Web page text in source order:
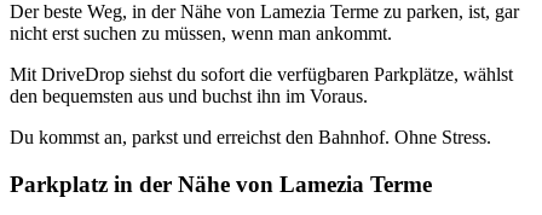
Der beste Weg, in der Nähe von Lamezia Terme zu parken, ist, gar
nicht erst suchen zu müssen, wenn man ankommt.
Mit DriveDrop siehst du sofort die verfügbaren Parkplätze, wählst
den bequemsten aus und buchst ihn im Voraus.
Du kommst an, parkst und erreichst den Bahnhof. Ohne Stress.
Parkplatz in der Nähe von Lamezia Terme